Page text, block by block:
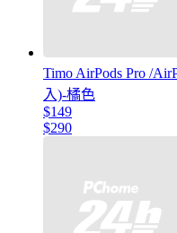
Timo AirPods Pro /
入)-橘色
$149
$290